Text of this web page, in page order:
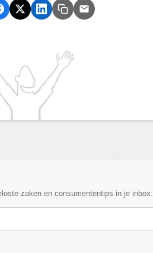
zaken en consumententips in je inbox.